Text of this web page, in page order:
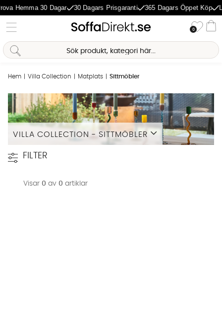
Hemma 30 Dagar 30 Dagars Prisgaranti 365 Dagars Öppet Köp
0
Hem Villa Collection Matplats Sittmöbler
VILLA COLLECTION - SITTMÖBLER
FILTER
Visar 0 av 0 artiklar
AI-assistent